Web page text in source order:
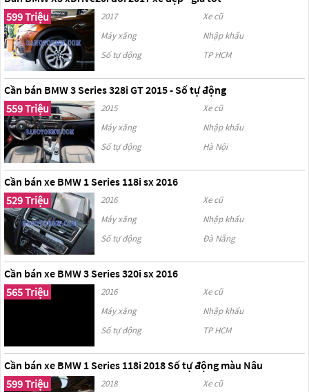
599 Triệu
2017
Xe cũ
Máy xăng
Nhập khẩu
Số tự động
TP HCM
Cần bán BMW 3 Series 328i GT 2015 - Số tự động
559 Triệu
2015
Xe cũ
Máy xăng
Nhập khẩu
Số tự động
Hà Nội
Cần bán xe BMW 1 Series 118i sx 2016
529 Triệu
2016
Xe cũ
Máy xăng
Nhập khẩu
Số tự động
Đà Nẵng
Cần bán xe BMW 3 Series 320i sx 2016
565 Triệu
2016
Xe cũ
Máy xăng
Nhập khẩu
Số tự động
TP HCM
Cần bán xe BMW 1 Series 118i 2018 Số tự động màu Nâu
599 Triệu
2018
Xe cũ